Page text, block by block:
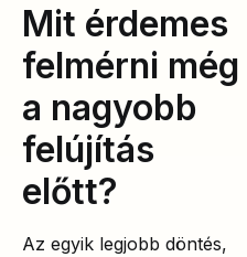
Mit érdemes
felmérni még
a nagyobb
felújítás
előtt?
Az egyik legjobb döntés,